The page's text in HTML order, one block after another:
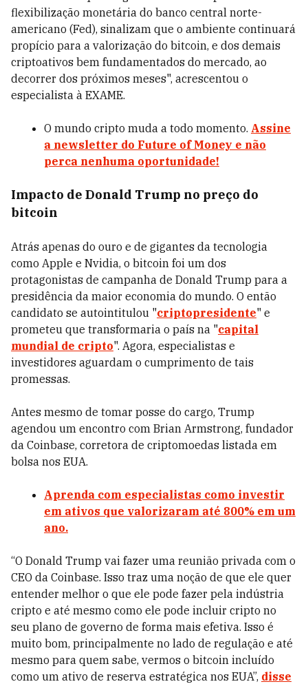
flexibilização monetária do banco central norte-
americano (Fed), sinalizam que o ambiente continuará
propício para a valorização do bitcoin, e dos demais
criptoativos bem fundamentados do mercado, ao
decorrer dos próximos meses", acrescentou o
especialista à EXAME.
O mundo cripto muda a todo momento. Assine
a newsletter do Future of Money e não
perca nenhuma oportunidade!
Impacto de Donald Trump no preço do
bitcoin
Atrás apenas do ouro e de gigantes da tecnologia
como Apple e Nvidia, o bitcoin foi um dos
protagonistas de campanha de Donald Trump para a
presidência da maior economia do mundo. O então
candidato se autointitulou "criptopresidente" e
prometeu que transformaria o país na "capital
mundial de cripto". Agora, especialistas e
investidores aguardam o cumprimento de tais
promessas.
Antes mesmo de tomar posse do cargo, Trump
agendou um encontro com Brian Armstrong, fundador
da Coinbase, corretora de criptomoedas listada em
bolsa nos EUA.
Aprenda com especialistas como investir
em ativos que valorizaram até 800% em um
ano.
“O Donald Trump vai fazer uma reunião privada com o
CEO da Coinbase. Isso traz uma noção de que ele quer
entender melhor o que ele pode fazer pela indústria
cripto e até mesmo como ele pode incluir cripto no
seu plano de governo de forma mais efetiva. Isso é
muito bom, principalmente no lado de regulação e até
mesmo para quem sabe, vermos o bitcoin incluído
como um ativo de reserva estratégica nos EUA”, disse